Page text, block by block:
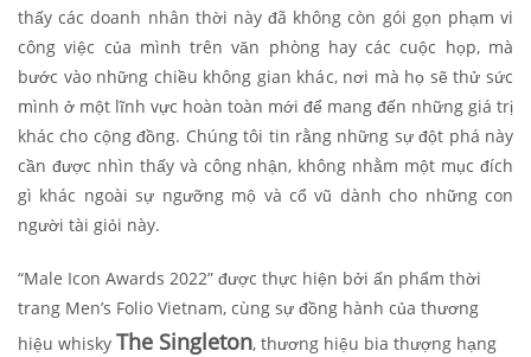
thấy các doanh nhân thời này đã không còn gói gọn phạm vi
công việc của mình trên văn phòng hay các cuộc họp, mà
bước vào những chiều không gian khác, nơi mà họ sẽ thử sức
mình ở một lĩnh vực hoàn toàn mới để mang đến những giá trị
khác cho cộng đồng. Chúng tôi tin rằng những sự đột phá này
cần được nhìn thấy và công nhận, không nhằm một mục đích
gì khác ngoài sự ngưỡng mộ và cổ vũ dành cho những con
người tài giỏi này.
“Male Icon Awards 2022” được thực hiện bởi ấn phẩm thời
trang Men’s Folio Vietnam, cùng sự đồng hành của thương
hiệu whisky The Singleton, thương hiệu bia thượng hạng